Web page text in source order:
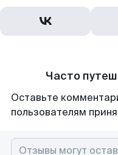
Часто
Оставьте
пользователям